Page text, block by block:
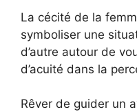
La cécité de la
symboliser une
d’autre autour de
d’acuité dans la
Rêver de guider un